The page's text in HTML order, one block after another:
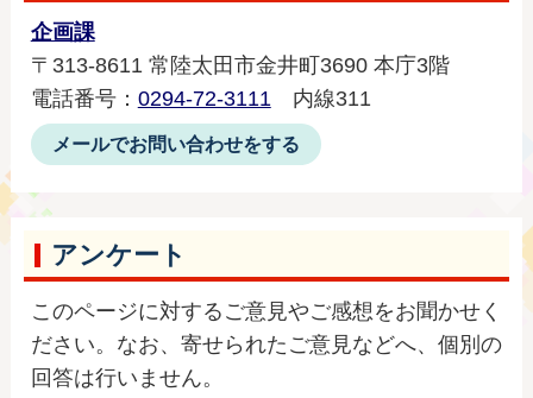
企画課
〒313-8611 常陸太田市金井町3690 本庁3階
電話番号： 0294-72-3111内線311
メールでお問い合わせをする
アンケート
このページに対するご意見やご感想をお聞かせく
ださい。なお、寄せられたご意見などへ、個別の
回答は行いません。